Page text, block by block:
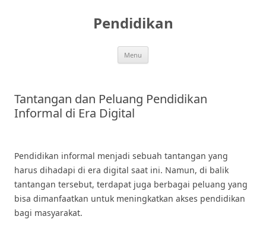
Pendidikan
Menu
Tantangan dan Peluang Pendidikan
Informal di Era Digital
Pendidikan informal menjadi sebuah tantangan yang
harus dihadapi di era digital saat ini. Namun, di balik
tantangan tersebut, terdapat juga berbagai peluang yang
bisa dimanfaatkan untuk meningkatkan akses pendidikan
bagi masyarakat.